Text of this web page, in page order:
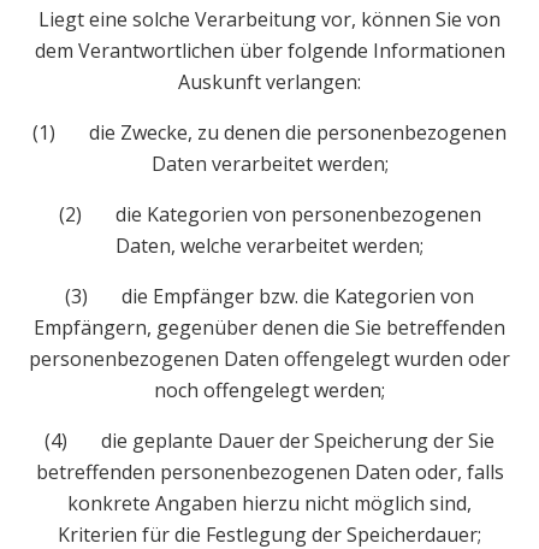
Liegt eine solche Verarbeitung vor, können Sie von
dem Verantwortlichen über folgende Informationen
Auskunft verlangen:
(1) die Zwecke, zu denen die personenbezogenen
Daten verarbeitet werden;
(2) die Kategorien von personenbezogenen
Daten, welche verarbeitet werden;
(3) die Empfänger bzw. die Kategorien von
Empfängern, gegenüber denen die Sie betreffenden
personenbezogenen Daten offengelegt wurden oder
noch offengelegt werden;
(4) die geplante Dauer der Speicherung der Sie
betreffenden personenbezogenen Daten oder, falls
konkrete Angaben hierzu nicht möglich sind,
Kriterien für die Festlegung der Speicherdauer;